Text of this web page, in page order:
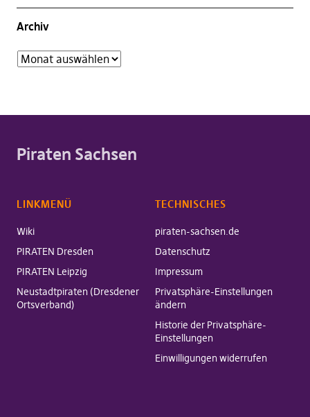
Archiv
Piraten Sachsen
LINKMENÜ
Wiki
PIRATEN Dresden
PIRATEN Leipzig
Neustadtpiraten (Dresdener
Ortsverband)
TECHNISCHES
piraten-sachsen.de
Datenschutz
Impressum
Privatsphäre-Einstellungen
ändern
Historie der Privatsphäre-
Einstellungen
Einwilligungen widerrufen